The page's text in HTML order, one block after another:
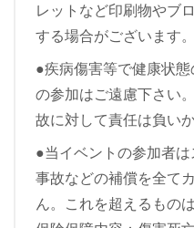
レットなど印刷物やブ
する場合がございます。
●疾病傷害等で健康状
の参加はご遠慮下さい
故に対して責任は負いか
●当イベントの参加者は
事故などの補償を全て
ん。これを超えるもの